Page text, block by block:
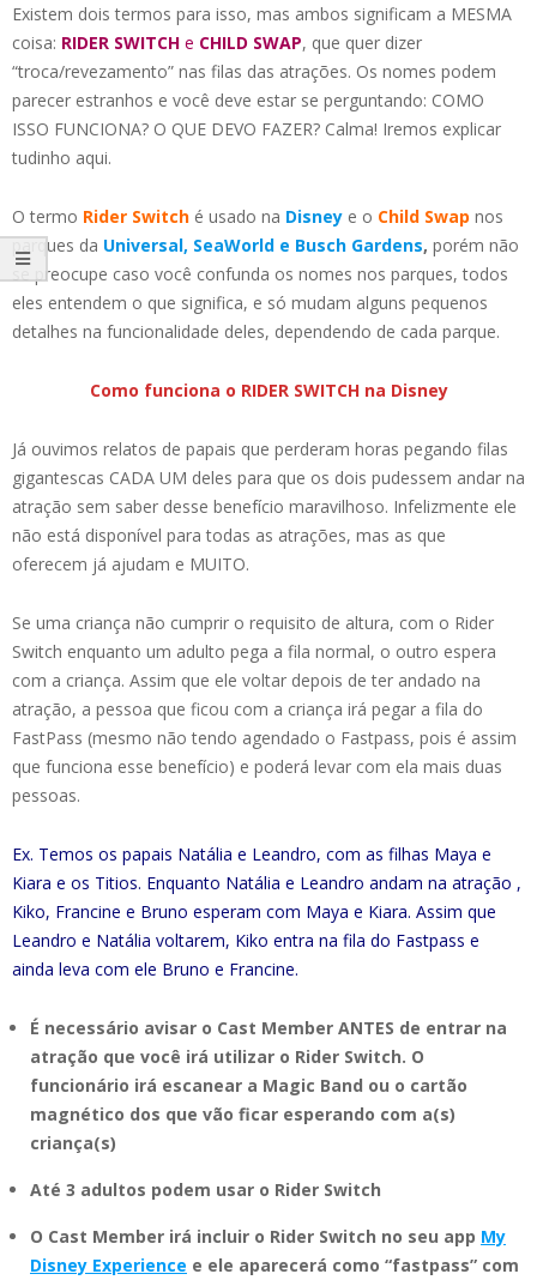
Existem dois termos para isso, mas ambos significam a MESMA
coisa: RIDER SWITCH e CHILD SWAP, que quer dizer
“troca/revezamento” nas filas das atrações. Os nomes podem
parecer estranhos e você deve estar se perguntando: COMO
ISSO FUNCIONA? O QUE DEVO FAZER? Calma! Iremos explicar
tudinho aqui.
O termo Rider Switch é usado na Disney e o Child Swap nos
parques da Universal, SeaWorld e Busch Gardens, porém não
se preocupe caso você confunda os nomes nos parques, todos
eles entendem o que significa, e só mudam alguns pequenos
detalhes na funcionalidade deles, dependendo de cada parque.
Como funciona o RIDER SWITCH na Disney
Já ouvimos relatos de papais que perderam horas pegando filas
gigantescas CADA UM deles para que os dois pudessem andar na
atração sem saber desse benefício maravilhoso. Infelizmente ele
não está disponível para todas as atrações, mas as que
oferecem já ajudam e MUITO.
Se uma criança não cumprir o requisito de altura, com o Rider
Switch enquanto um adulto pega a fila normal, o outro espera
com a criança. Assim que ele voltar depois de ter andado na
atração, a pessoa que ficou com a criança irá pegar a fila do
FastPass (mesmo não tendo agendado o Fastpass, pois é assim
que funciona esse benefício) e poderá levar com ela mais duas
pessoas.
Ex. Temos os papais Natália e Leandro, com as filhas Maya e
Kiara e os Titios. Enquanto Natália e Leandro andam na atração ,
Kiko, Francine e Bruno esperam com Maya e Kiara. Assim que
Leandro e Natália voltarem, Kiko entra na fila do Fastpass e
ainda leva com ele Bruno e Francine.
É necessário avisar o Cast Member ANTES de entrar na
atração que você irá utilizar o Rider Switch. O
funcionário irá escanear a Magic Band ou o cartão
magnético dos que vão ficar esperando com a(s)
criança(s)
Até 3 adultos podem usar o Rider Switch
O Cast Member irá incluir o Rider Switch no seu app My
Disney Experience e ele aparecerá como “fastpass” com